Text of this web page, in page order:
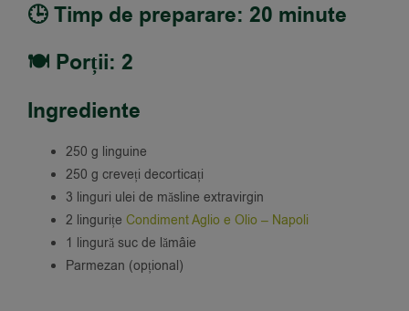
🕒 Timp de preparare: 20 minute
🍽️ Porții: 2
Ingrediente
250 g linguine
250 g creveți decorticați
3 linguri ulei de măsline extravirgin
2 lingurițe Condiment Aglio e Olio – Napoli
1 lingură suc de lămâie
Parmezan (opțional)